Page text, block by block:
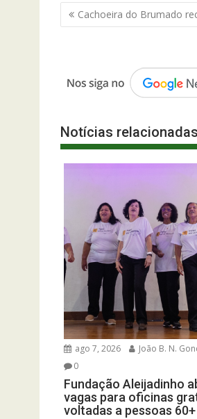
Navegação
de
Cachoeira do Brumado
Notícias relacionadas
ago 7, 2026
João B. N.
0
Fundação Aleijadinho
vagas para oficinas
voltadas a pessoas 60+